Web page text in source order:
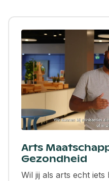
Arts
Gezondheid
Wil jij als arts echt